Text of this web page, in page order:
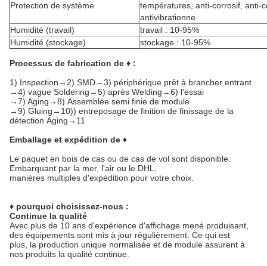
Protection de système
températures, anti-corrosif, anti-
antivibrationne
Humidité (travail)
travail : 10-95%
Humidité (stockage)
stockage : 10-95%
Processus de fabrication de ♦ :
1) Inspection→2) SMD→3) périphérique prêt à brancher entrant
→4) vague Soldering→5) après Welding→6) l'essai
→7) Aging→8) Assemblée semi finie de module
→9) Gluing→10)) entreposage de finition de finissage de la
détection Aging→11
Emballage et expédition de ♦
Le paquet en bois de cas ou de cas de vol sont disponible.
Embarquant par la mer, l'air ou le DHL,
manières multiples d'expédition pour votre choix.
♦ pourquoi choisissez-nous :
Continue la qualité
Avec plus de 10 ans d'expérience d'affichage mené produisant,
des équipements sont mis à jour régulièrement. Ce qui est
plus, la production unique normalisée et de module assurent à
nos produits la qualité continue.